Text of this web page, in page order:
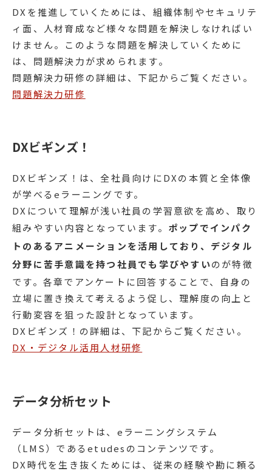
DXを推進していくためには、組織体制やセキュリテ
ィ面、人材育成など様々な問題を解決しなければい
けません。このような問題を解決していくために
は、問題解決力が求められます。
問題解決力研修の詳細は、下記からご覧ください。
問題解決力研修
DXビギンズ！
DXビギンズ！は、全社員向けにDXの本質と全体像
が学べるeラーニングです。
DXについて理解が浅い社員の学習意欲を高め、取り
組みやすい内容となっています。 ポップでインパク
トのあるアニメーションを活用しており、デジタル
分野に苦手意識を持つ社員でも学びやすいのが特徴
です。各章でアンケートに回答することで、自身の
立場に置き換えて考えるよう促し、理解度の向上と
行動変容を狙った設計となっています。
DXビギンズ！の詳細は、下記からご覧ください。
DX・デジタル活用人材研修
データ分析セット
データ分析セットは、eラーニングシステム
（LMS）であるetudesのコンテンツです。
DX時代を生き抜くためには、従来の経験や勘に頼る